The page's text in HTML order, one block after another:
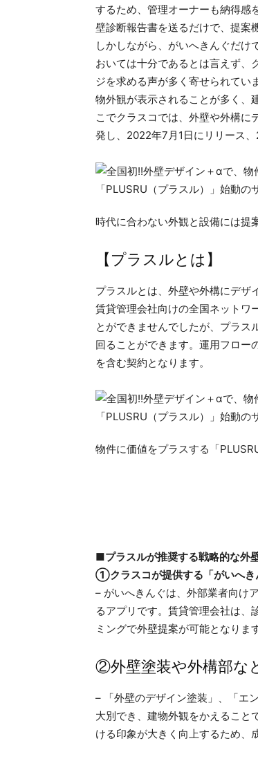
するため、管理オーナーも納得感
壁診断報告書を送るだけで、提案
しかしながら、がいへきんぐだ
おいては十分であるとは言えず、
ジを求める声が多く寄せられてい
物外観が表示されることが多く、
こでクラスコでは、外壁や外構に
発し、2022年7月1日にリリース
時代に合わない外観と設備には提
【プラスルとは】
プラスルとは、外壁や外構にデザ
賃貸管理会社向けの全国ネットワ
とができませんでしたが、プラス
回ることができます。運用フロー
を含む契約となります。
物件に価値をプラスする「PLUSRU
■プラスルが推奨する戦略的な外
①クラスコが提供する「がいへき
– がいへきんぐは、外部業者向け
るアプリです。賃貸管理会社は、
ミングで外壁提案が可能となります
②外壁塗装や外構部な
– 「外壁のデザイン塗装」、「エ
大別でき、建物外観をかえること
ける印象が大きく向上するため、